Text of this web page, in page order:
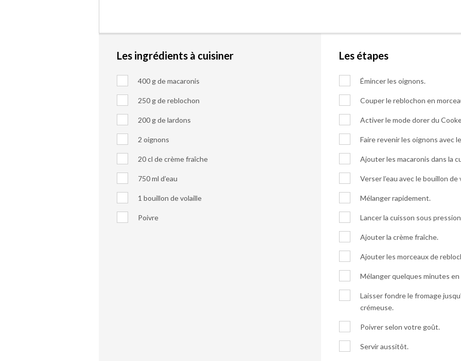
Les ingrédients à cuisiner
400 g de macaronis
250 g de reblochon
200 g de lardons
2 oignons
20 cl de crème fraîche
750 ml d’eau
1 bouillon de volaille
Poivre
Les étapes
Émincer les oignons.
Couper le reblochon en
Activer le mode dorer du
Faire revenir les oignons avec
Ajouter les macaronis dans la
Verser l’eau avec le bouillon de
Mélanger rapidement.
Lancer la cuisson sous
Ajouter la crème fraîche.
Ajouter les morceaux de
Mélanger quelques minutes
Laisser fondre le fromage
crémeuse.
Poivrer selon votre goût.
Servir aussitôt.